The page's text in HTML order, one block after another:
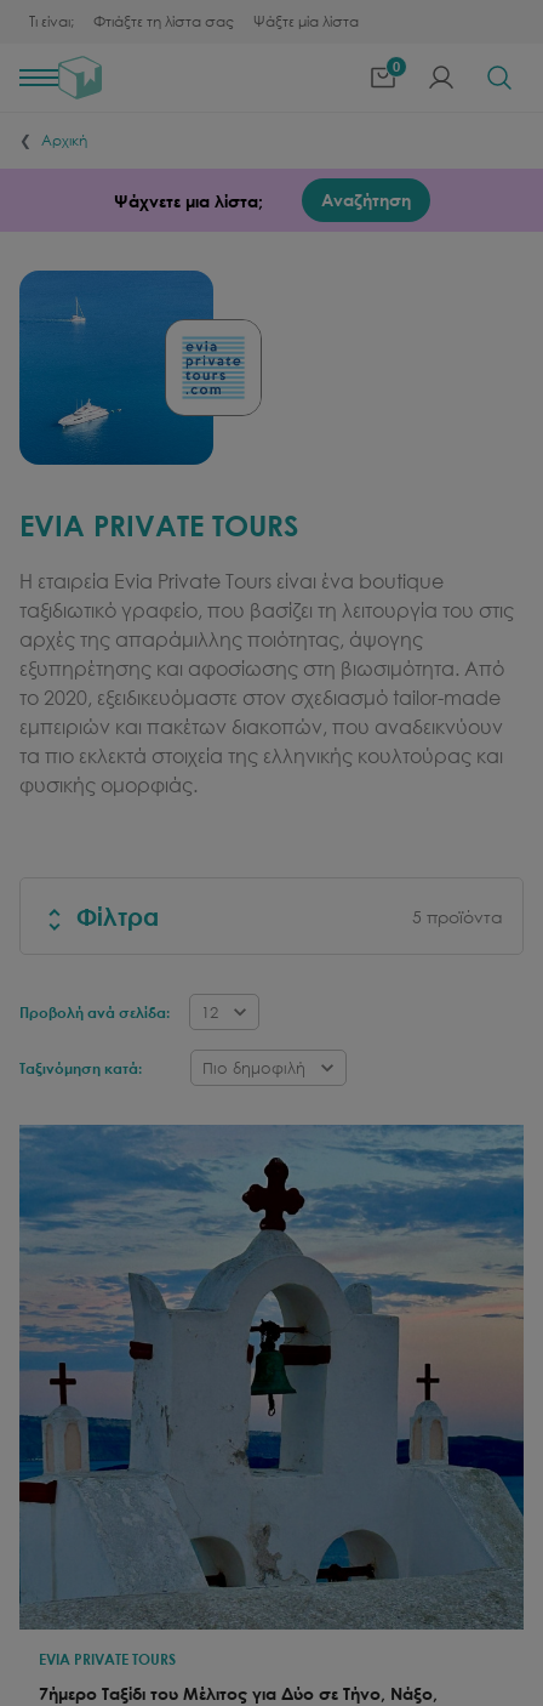
Τι είναι; Φτιάξτε τη λίστα σας Ψάξτε μία λίστα
Toggle
0
Αρχική
Ψάχνετε μια λίστα; Αναζήτηση
EVIA PRIVATE TOURS
Η εταιρεία Evia Private Tours είναι ένα boutique
ταξιδιωτικό γραφείο, που βασίζει τη λειτουργία του στις
αρχές της απαράμιλλης ποιότητας, άψογης
εξυπηρέτησης και αφοσίωσης στη βιωσιμότητα. Από
το 2020, εξειδικευόμαστε στον σχεδιασμό tailor-made
εμπειριών και πακέτων διακοπών, που αναδεικνύουν
τα πιο εκλεκτά στοιχεία της ελληνικής κουλτούρας και
φυσικής ομορφιάς.
Φίλτρα 5 προϊόντα
Προβολή ανά σελίδα: 12
Ταξινόμηση κατά: Πιο δημοφιλή
EVIA PRIVATE TOURS
7ήμερο Ταξίδι του Μέλιτος για Δύο σε Τήνο, Νάξο,